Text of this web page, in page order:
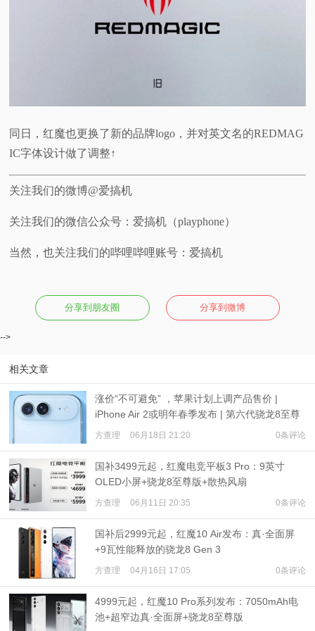
同日，红魔也更换了新的品牌logo，并对英文名的REDMAG
IC字体设计做了调整↑
关注我们的微博@爱搞机
关注我们的微信公众号：爱搞机（playphone）
当然，也关注我们的哔哩哔哩账号：爱搞机
分享到朋友圈 分享到微博
-->
相关文章
涨价“不可避免” ，苹果计划上调产品售价 |
iPhone Air 2或明年春季发布 | 第六代骁龙8至尊
版Pro样品清单：有两种内存
方查理 06月18日 21:20 0条评论
国补3499元起，红魔电竞平板3 Pro：9英寸
OLED小屏+骁龙8至尊版+散热风扇
方查理 06月11日 20:35 0条评论
国补后2999元起，红魔10 Air发布：真·全面屏
+9瓦性能释放的骁龙8 Gen 3
方查理 04月16日 17:05 0条评论
4999元起，红魔10 Pro系列发布：7050mAh电
池+超窄边真·全面屏+骁龙8至尊版